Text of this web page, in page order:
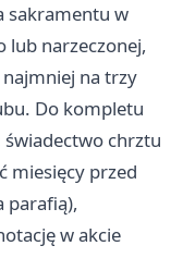
sakramentu w
lub narzeczonej,
na trzy
Do kompletu
chrztu
miesięcy przed
parafią),
w akcie